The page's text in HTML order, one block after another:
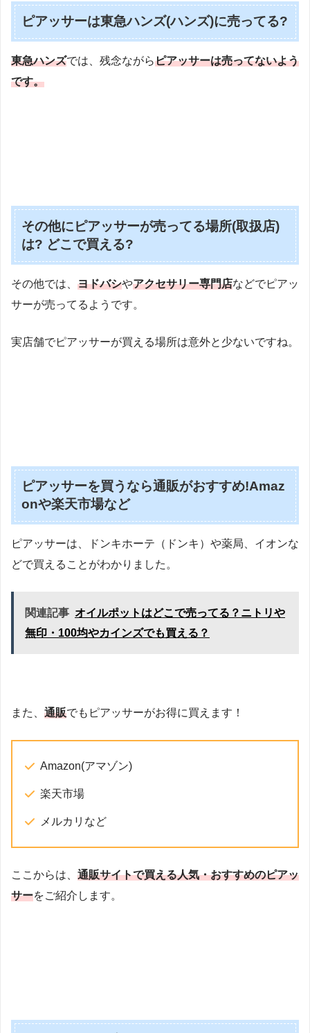
ピアッサーは東急ハンズ(ハンズ)に売ってる?
東急ハンズでは、残念ながらピアッサーは売ってないよう
です。
その他にピアッサーが売ってる場所(取扱店)
は? どこで買える?
その他では、 ヨドバシやアクセサリー専門店などでピアッ
サーが売ってるようです。
実店舗でピアッサーが買える場所は意外と少ないですね。
ピアッサーを買うなら通販がおすすめ!Amaz
onや楽天市場など
ピアッサーは、ドンキホーテ（ドンキ）や薬局、イオンな
どで買えることがわかりました。
関連記事 オイルポットはどこで売ってる？ニトリや
無印・100均やカインズでも買える？
また、 通販でもピアッサーがお得に買えます！
Amazon(アマゾン)
楽天市場
メルカリなど
ここからは、 通販サイトで買える人気・おすすめのピアッ
サーをご紹介します。